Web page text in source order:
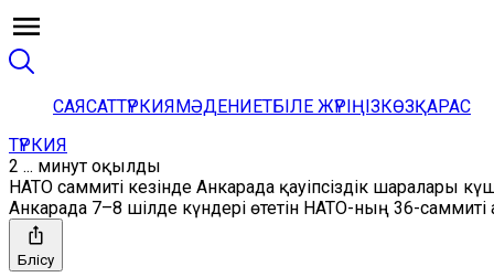
САЯСАТТҮРКИЯМӘДЕНИЕТБІЛЕ ЖҮРІҢІЗКӨЗҚАРАС
ТҮРКИЯ
2 ... минут оқылды
НАТО саммиті кезінде Анкарада қауіпсіздік шаралары
Анкарада 7–8 шілде күндері өтетін НАТО-ның 36-
Бөлісу